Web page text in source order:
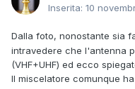
Inserita: 10
Dalla foto, nonostante sia
intravedere che l'antenna
(VHF+UHF) ed ecco
Il miscelatore comunque